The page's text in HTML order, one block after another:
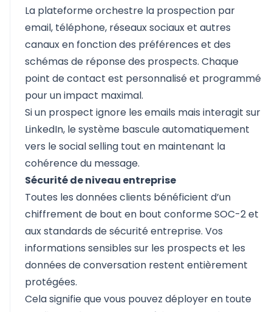
La plateforme orchestre la prospection par
email, téléphone, réseaux sociaux et autres
canaux en fonction des préférences et des
schémas de réponse des prospects. Chaque
point de contact est personnalisé et programmé
pour un impact maximal.
Si un prospect ignore les emails mais interagit sur
LinkedIn, le système bascule automatiquement
vers le social selling tout en maintenant la
cohérence du message.
Sécurité de niveau entreprise
Toutes les données clients bénéficient d’un
chiffrement de bout en bout conforme SOC-2 et
aux standards de sécurité entreprise. Vos
informations sensibles sur les prospects et les
données de conversation restent entièrement
protégées.
Cela signifie que vous pouvez déployer en toute